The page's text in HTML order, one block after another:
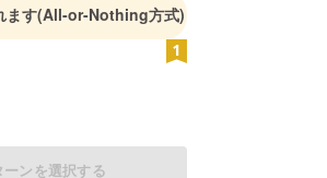
のですが、やはり、高校
生を第一に考え、トラ
ます(All-or-Nothing方式)
ーンを選択する